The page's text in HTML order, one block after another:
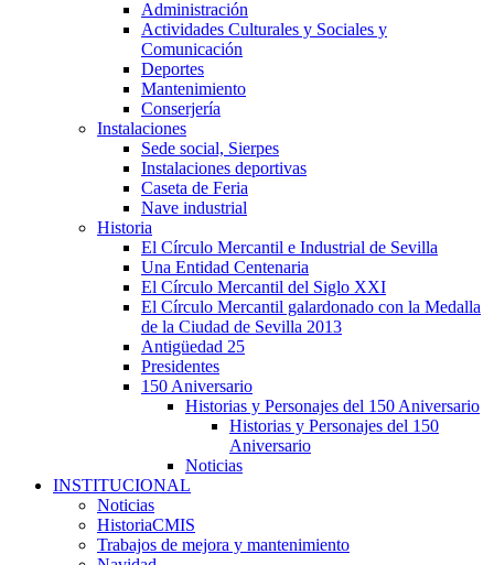
Administración
Actividades Culturales y Sociales y
Comunicación
Deportes
Mantenimiento
Conserjería
Instalaciones
Sede social, Sierpes
Instalaciones deportivas
Caseta de Feria
Nave industrial
Historia
El Círculo Mercantil e Industrial de Sevilla
Una Entidad Centenaria
El Círculo Mercantil del Siglo XXI
El Círculo Mercantil galardonado con la Medalla
de la Ciudad de Sevilla 2013
Antigüedad 25
Presidentes
150 Aniversario
Historias y Personajes del 150 Aniversario
Historias y Personajes del 150
Aniversario
Noticias
INSTITUCIONAL
Noticias
HistoriaCMIS
Trabajos de mejora y mantenimiento